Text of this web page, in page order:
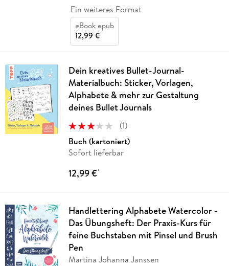
Ein weiteres Format
eBook epub
12,99 €
Dein kreatives Bullet-Journal-
Materialbuch: Sticker, Vorlagen,
Alphabete & mehr zur Gestaltung
deines Bullet Journals
(1)
Buch (kartoniert)
Sofort lieferbar
12,99 €*
Handlettering Alphabete Watercolor -
Das Übungsheft: Der Praxis-Kurs für
feine Buchstaben mit Pinsel und Brush
Pen
Martina Johanna Janssen